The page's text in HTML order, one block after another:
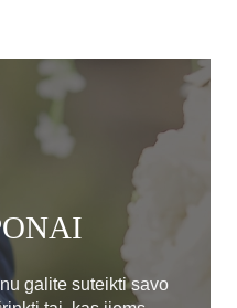
galite suteikti savo